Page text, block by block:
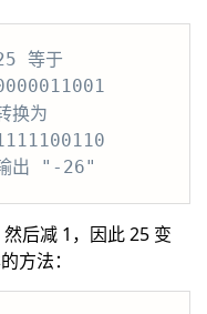
等于
换为
出 "-26"
后减 1，因此 25 变
方法：